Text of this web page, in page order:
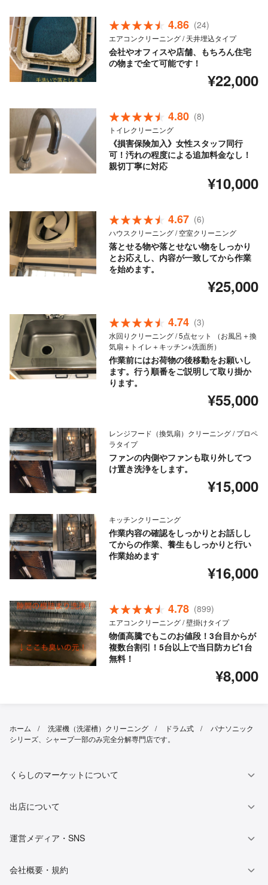
4.86 (24)
エアコンクリーニング / 天井埋込タイプ
会社やオフィスや店舗、もちろん住宅
の物まで全て可能です！
¥22,000
4.80 (8)
トイレクリーニング
《損害保険加入》女性スタッフ同行
可！汚れの程度による追加料金なし！
親切丁寧に対応
¥10,000
4.67 (6)
ハウスクリーニング / 空室クリーニング
落とせる物や落とせない物をしっかり
とお応えし、内容が一致してから作業
を始めます。
¥25,000
4.74 (3)
水回りクリーニング / 5点セット （お風呂＋換
気扇＋トイレ＋キッチン+洗面所）
作業前にはお荷物の後移動をお願いし
ます。行う順番をご説明して取り掛か
ります。
¥55,000
レンジフード（換気扇）クリーニング / プロペ
ラタイプ
ファンの内側やファンも取り外してつ
け置き洗浄をします。
¥15,000
キッチンクリーニング
作業内容の確認をしっかりとお話しし
てからの作業、養生もしっかりと行い
作業始めます
¥16,000
4.78 (899)
エアコンクリーニング / 壁掛けタイプ
物価高騰でもこのお値段！3台目からが
複数台割引！5台以上で当日防カビ1台
無料！
¥8,000
ホーム 洗濯機（洗濯槽）クリーニング ドラム式
パナソニック
シリーズ、シャープ一部のみ完全分解専門店です。
くらしのマーケットについて
出店について
運営メディア・SNS
会社概要・規約